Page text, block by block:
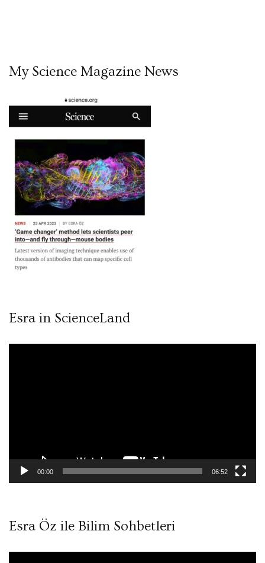
My Science Magazine News
Esra in ScienceLand
00:00 06:52
Esra Öz ile Bilim Sohbetleri